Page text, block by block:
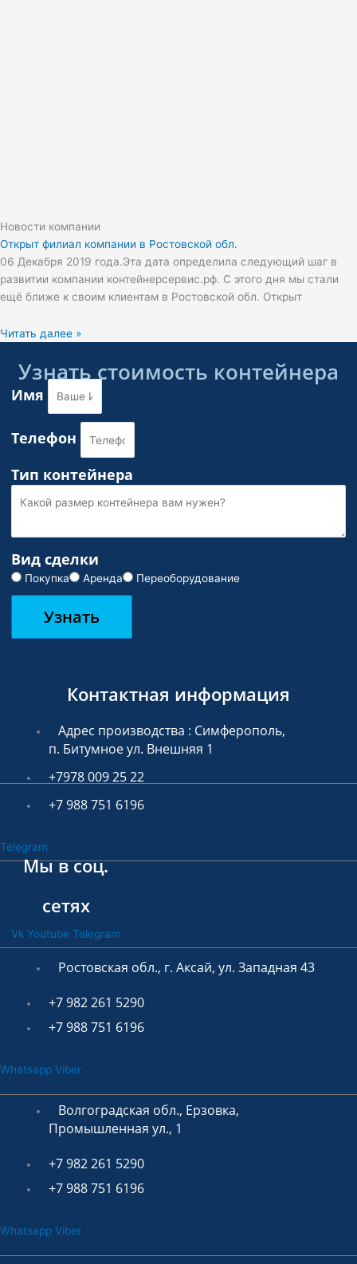
Новости компании
Открыт филиал компании в Ростовской обл.
06 Декабря 2019 года.Эта дата определила следующий шаг в
развитии компании контейнерсервис.рф. С этого дня мы стали
ещё ближе к своим клиентам в Ростовской обл. Открыт
Читать далее »
Узнать стоимость контейнера
Имя
Телефон
Тип контейнера
Вид сделки
Покупка Аренда Переоборудование
Узнать
Контактная информация
Адрес производства : Симферополь,
п. Битумное ул. Внешняя 1
+7978 009 25 22
+7 988 751 6196
Telegram
Мы в соц.
сетях
Vk Youtube Telegram
Ростовская обл., г. Аксай, ул. Западная 43
+7 982 261 5290
+7 988 751 6196
Whatsapp Viber
Волгоградская обл., Ерзовка,
Промышленная ул., 1
+7 982 261 5290
+7 988 751 6196
Whatsapp Viber